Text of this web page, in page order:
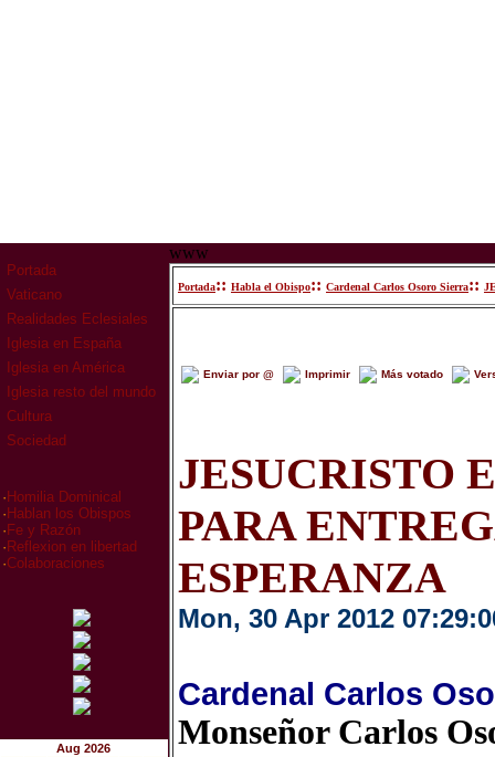
Portada
Vaticano
Realidades Eclesiales
Iglesia en España
Iglesia en América
Iglesia resto del mundo
Cultura
Sociedad
· Homilia Dominical
· Hablan los Obispos
· Fe y Razón
· Reflexion en libertad
·Colaboraciones
Aug 2026
www
Portada:: Habla el Obispo:: Cardenal Carlos Osoro Sierra::
Enviar por @ Imprimir Más votado
JESUCRISTO
PARA
ESPERANZA
Mon, 30 Apr 2012
Cardenal Carlos
Monseñor Carlos